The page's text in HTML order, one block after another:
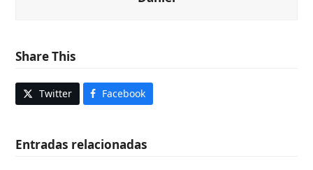
Share This
Twitter Facebook
Entradas relacionadas